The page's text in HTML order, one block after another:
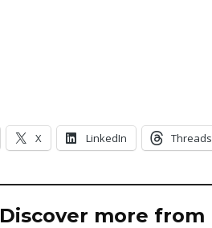
X LinkedIn Threads
Discover more from